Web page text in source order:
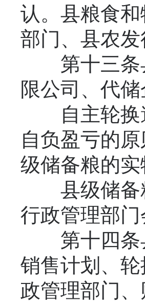
认。县粮食
部门、县农发
第十三条县
限公司、代
自主轮换遵
自负盈亏的
级储备粮的
县级储备粮
行政管理部
第十四条县
销售计划、
政管理部门